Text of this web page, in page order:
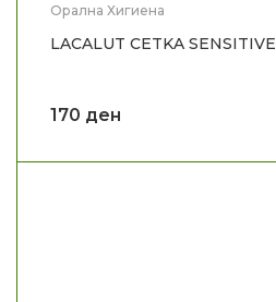
Орална Хигиена
LACALUT CETKA SENSITIVE
170 ден